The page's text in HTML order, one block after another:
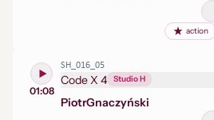
action
01:08
SH_016_05
Code X 4 Studio H
PiotrGnaczyński